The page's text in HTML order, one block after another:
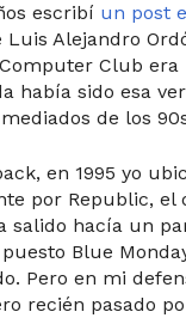
escribí un post
Luis Alejandro
Club
había sido esa
de los
en 1995 yo
por Republic, el
salido hacía un
Blue
Pero en mi
recién pasado